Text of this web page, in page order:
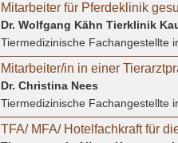
Mitarbeiter für Pferdeklinik
Dr. Wolfgang Kähn Tierklinik
Tiermedizinische Fachangestelltein
Mitarbeiter/in in einer
Dr. Christina Nees
Tiermedizinische Fachangestellte